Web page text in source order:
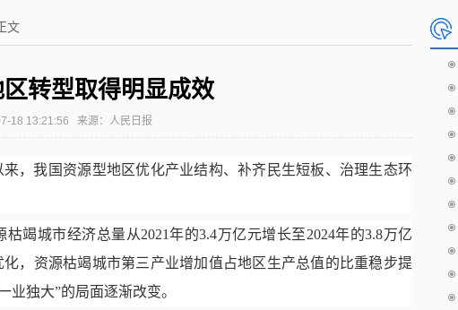
文
转型取得明显成效
18 13:21:56 来源：人民日报
来，我国资源型地区优化产业结构、补齐民生短板、治理生态环
枯竭城市经济总量从2021年的3.4万亿元增长至2024年的3.8万亿
，资源枯竭城市第三产业增加值占地区生产总值的比重稳步提
业独大”的局面逐渐改变。